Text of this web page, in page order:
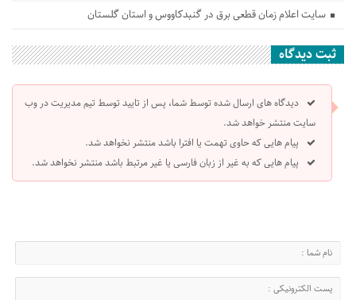
سایت اعلام زمان قطعی برق در‌ گنبدکاووس و استان گلستان
ثبت دیدگاه
دیدگاه های ارسال شده توسط شما، پس از تایید توسط تیم مدیریت در وب
سایت منتشر خواهد شد.
پیام هایی که حاوی تهمت یا افترا باشد منتشر نخواهد شد.
پیام هایی که به غیر از زبان فارسی یا غیر مرتبط باشد منتشر نخواهد شد.